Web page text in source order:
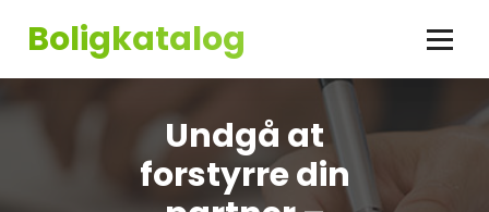
Boligkatalog
Undgå at
forstyrre din